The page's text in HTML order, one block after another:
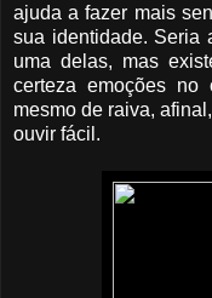
ajuda a fazer mais
sua identidade. Seria
uma delas, mas
certeza emoções
mesmo de raiva,
ouvir fácil.